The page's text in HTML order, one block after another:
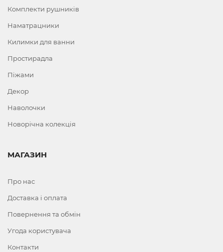
Комплекти рушників
Наматрацники
Килимки для ванни
Простирадла
Піжами
Декор
Наволочки
Новорічна колекція
МАГАЗИН
Про нас
Доставка і оплата
Повернення та обмін
Угода користувача
Контакти